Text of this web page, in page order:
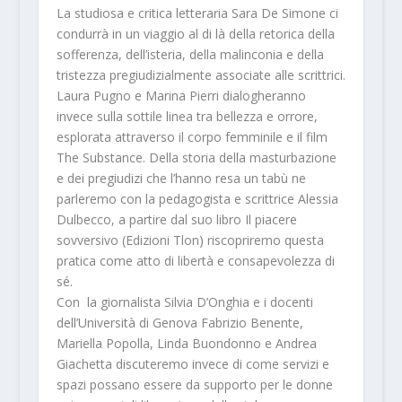
La studiosa e critica letteraria Sara De Simone ci
condurrà in un viaggio al di là della retorica della
sofferenza, dell’isteria, della malinconia e della
tristezza pregiudizialmente associate alle scrittrici.
Laura Pugno e Marina Pierri dialogheranno
invece sulla sottile linea tra bellezza e orrore,
esplorata attraverso il corpo femminile e il film
The Substance. Della storia della masturbazione
e dei pregiudizi che l’hanno resa un tabù ne
parleremo con la pedagogista e scrittrice Alessia
Dulbecco, a partire dal suo libro Il piacere
sovversivo (Edizioni Tlon) riscopriremo questa
pratica come atto di libertà e consapevolezza di
sé.
Con la giornalista Silvia D’Onghia e i docenti
dell’Università di Genova Fabrizio Benente,
Mariella Popolla, Linda Buondonno e Andrea
Giachetta discuteremo invece di come servizi e
spazi possano essere da supporto per le donne